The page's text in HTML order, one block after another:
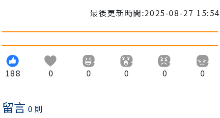
最後更新時間:2025-08-27 15:54
188 0 0 0 0 0